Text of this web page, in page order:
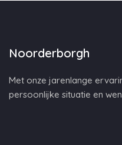
Noorderborgh
Met onze jarenlange
persoonlijke situatie en